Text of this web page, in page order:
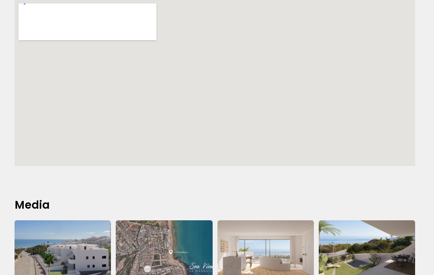
Media